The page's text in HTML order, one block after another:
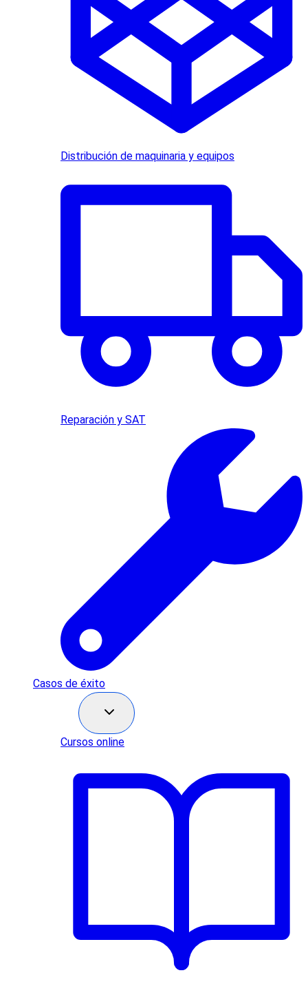
Distribución de maquinaria y equipos
Reparación y SAT
Casos de éxito
Cursos online